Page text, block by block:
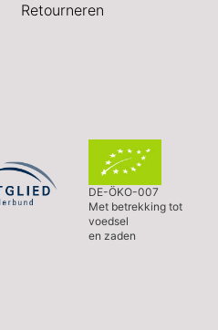
Retourneren
DE-ÖKO-007
Met betrekking tot
voedsel
en zaden